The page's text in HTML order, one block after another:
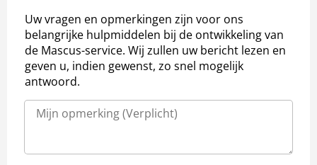
Uw vragen en opmerkingen zijn voor ons
belangrijke hulpmiddelen bij de ontwikkeling van
de Mascus-service. Wij zullen uw bericht lezen en
geven u, indien gewenst, zo snel mogelijk
antwoord.